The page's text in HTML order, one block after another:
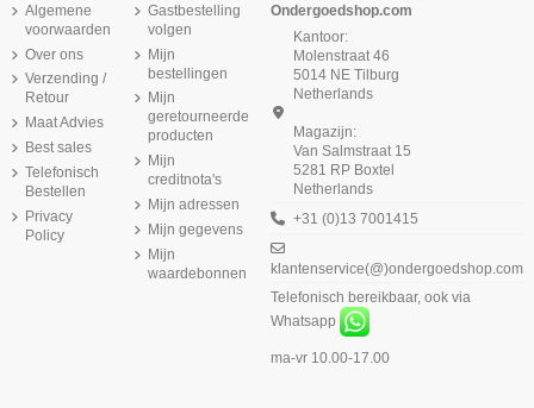
Algemene
voorwaarden
Over ons
Verzending /
Retour
Maat Advies
Best sales
Telefonisch
Bestellen
Privacy
Policy
Gastbestelling
volgen
Mijn
bestellingen
Mijn
geretourneerde
producten
Mijn
creditnota's
Mijn adressen
Mijn gegevens
Mijn
waardebonnen
Ondergoedshop.com
Kantoor:
Molenstraat 46
5014 NE Tilburg
Netherlands
Magazijn:
Van Salmstraat 15
5281 RP Boxtel
Netherlands
+31 (0)13 7001415
klantenservice(@)ondergoedshop.com
Telefonisch bereikbaar, ook via
Whatsapp
ma-vr 10.00-17.00